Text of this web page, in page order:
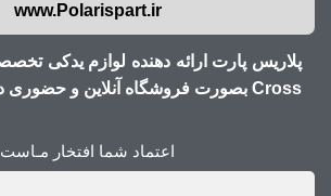
www.Polarispart.ir
Cross بصورت فروشگاه آنلاین و حضوری در کشور
اعتماد شما افتخار مـاست